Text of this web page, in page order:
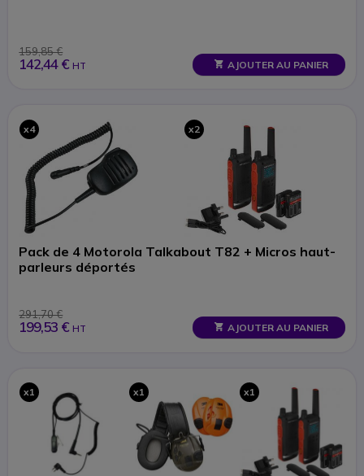
159,85 €
142,44 € HT AJOUTER AU PANIER
x4 x2
Pack de 4 Motorola Talkabout T82 + Micros haut-
parleurs déportés
291,70 €
199,53 € HT AJOUTER AU PANIER
x1 x1 x1